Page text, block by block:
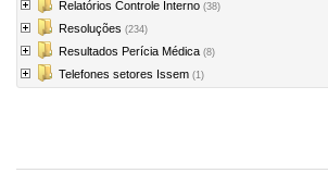
Relatórios Controle Interno (38)
Resoluções (234)
Resultados Perícia Médica (8)
Telefones setores Issem (1)